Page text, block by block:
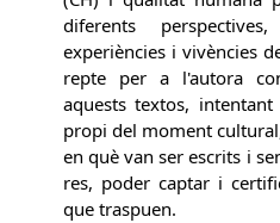
diferents
experiències i vivències
repte per a l'autora
aquests textos,
propi del moment
en què van ser escrits i
res, poder captar i
que traspuen.